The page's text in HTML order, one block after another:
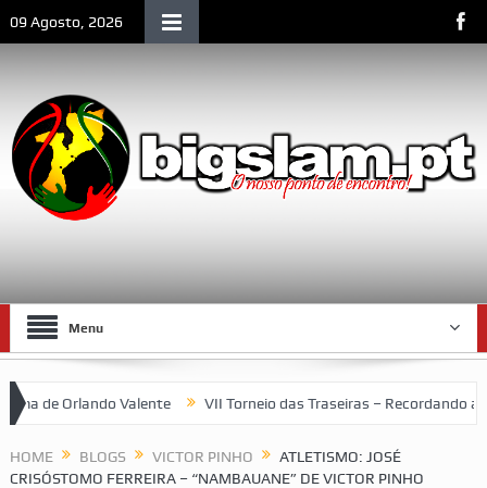
09 Agosto, 2026
Menu
Valente VII Torneio das Traseiras – Recordando a homenagem
HOME BLOGS VICTOR PINHO
ATLETISMO: JOSÉ
CRISÓSTOMO FERREIRA – “NAMBAUANE” DE VICTOR PINHO